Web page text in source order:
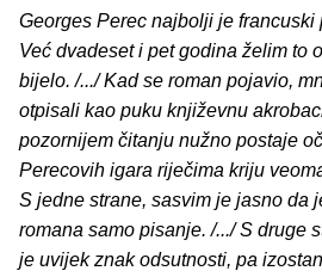
Georges Perec najbolji je francuski
Već dvadeset i pet godina želim to
bijelo. /.../ Kad se roman pojavio,
otpisali kao puku književnu
pozornijem čitanju nužno postaje
Perecovih igara riječima kriju
S jedne strane, sasvim je jasno da
romana samo pisanje. /.../ S druge
je uvijek znak odsutnosti, pa